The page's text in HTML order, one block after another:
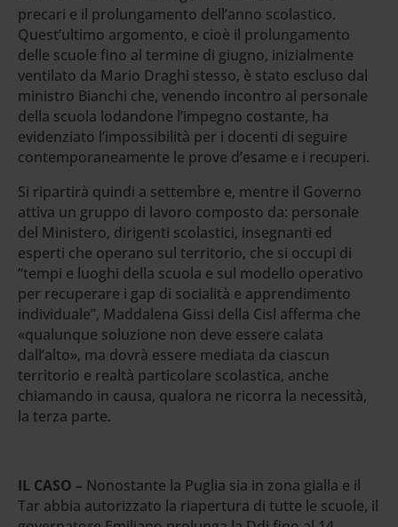
precari e il prolungamento dell’anno scolastico.
Quest’ultimo argomento, e cioè il prolungamento
delle scuole fino al termine di giugno, inizialmente
ventilato da Mario Draghi stesso, è stato escluso dal
ministro Bianchi che, venendo incontro al personale
della scuola lodandone l’impegno costante, ha
evidenziato l’impossibilità per i docenti di seguire
contemporaneamente le prove d’esame e i recuperi.
Si ripartirà quindi a settembre e, mentre il Governo
attiva un gruppo di lavoro composto da: personale
del Ministero, dirigenti scolastici, insegnanti ed
esperti che operano sul territorio, che si occupi di
“tempi e luoghi della scuola e sul modello operativo
per recuperare i gap di socialità e apprendimento
individuale”, Maddalena Gissi della Cisl afferma che
«qualunque soluzione non deve essere calata
dall’alto», ma dovrà essere mediata da ciascun
territorio e realtà particolare scolastica, anche
chiamando in causa, qualora ne ricorra la necessità,
la terza parte.
IL CASO – Nonostante la Puglia sia in zona gialla e il
Tar abbia autorizzato la riapertura di tutte le scuole, il